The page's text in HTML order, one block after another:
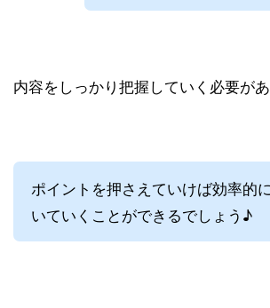
内容をしっかり把握していく必要があ
ポイントを押さえていけば効率的
いていくことができるでしょう♪